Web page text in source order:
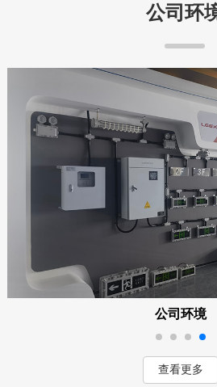
公司环
公司环境
查看更多